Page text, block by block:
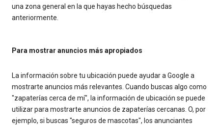
una zona general en la que hayas hecho búsquedas
anteriormente.
Para mostrar anuncios más apropiados
La información sobre tu ubicación puede ayudar a Google a
mostrarte anuncios más relevantes. Cuando buscas algo como
"zapaterías cerca de mí", la información de ubicación se puede
utilizar para mostrarte anuncios de zapaterías cercanas. O, por
ejemplo, si buscas "seguros de mascotas", los anunciantes